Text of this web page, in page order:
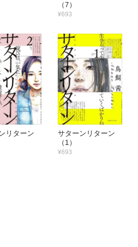
（7）
¥693
リターン
サターンリターン
（1）
¥693